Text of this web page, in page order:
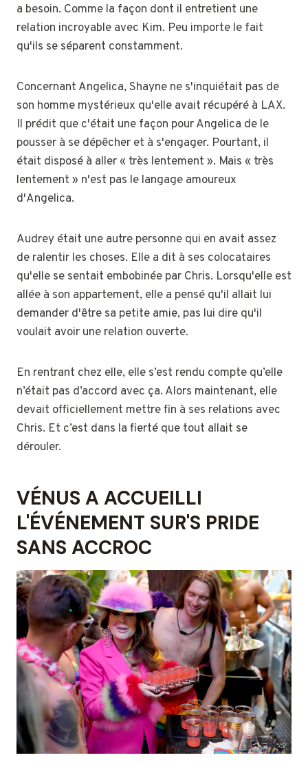
a besoin. Comme la façon dont il entretient une
relation incroyable avec Kim. Peu importe le fait
qu'ils se séparent constamment.
Concernant Angelica, Shayne ne s'inquiétait pas de
son homme mystérieux qu'elle avait récupéré à LAX.
Il prédit que c'était une façon pour Angelica de le
pousser à se dépêcher et à s'engager. Pourtant, il
était disposé à aller « très lentement ». Mais « très
lentement » n'est pas le langage amoureux
d'Angelica.
Audrey était une autre personne qui en avait assez
de ralentir les choses. Elle a dit à ses colocataires
qu'elle se sentait embobinée par Chris. Lorsqu'elle est
allée à son appartement, elle a pensé qu'il allait lui
demander d'être sa petite amie, pas lui dire qu'il
voulait avoir une relation ouverte.
En rentrant chez elle, elle s’est rendu compte qu’elle
n’était pas d’accord avec ça. Alors maintenant, elle
devait officiellement mettre fin à ses relations avec
Chris. Et c’est dans la fierté que tout allait se
dérouler.
VÉNUS A ACCUEILLI
L'ÉVÉNEMENT SUR'S PRIDE
SANS ACCROC